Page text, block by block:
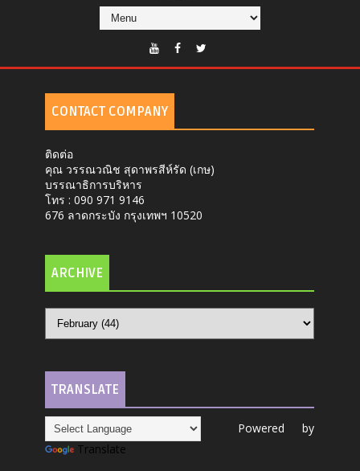
CONTACT COMPANY
ติดต่อ
คุณ วรรณวณิช สุดาพรสีห์รัด (เกษ)
บรรณาธิการบริหาร
โทร : 090 971 9146
676 ลาดกระบัง กรุงเทพฯ 10520
ARCHIVE
TRANSLATE
Powered by
Translate